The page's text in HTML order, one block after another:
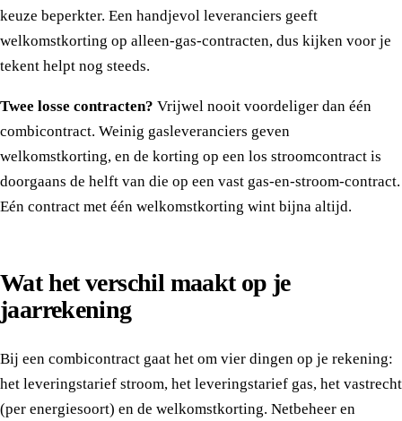
keuze beperkter. Een handjevol leveranciers geeft
welkomstkorting op alleen-gas-contracten, dus kijken voor je
tekent helpt nog steeds.
Twee losse contracten? Vrijwel nooit voordeliger dan één
combicontract. Weinig gasleveranciers geven
welkomstkorting, en de korting op een los stroomcontract is
doorgaans de helft van die op een vast gas-en-stroom-contract.
Eén contract met één welkomstkorting wint bijna altijd.
Wat het verschil maakt op je
jaarrekening
Bij een combicontract gaat het om vier dingen op je rekening:
het leveringstarief stroom, het leveringstarief gas, het vastrecht
(per energiesoort) en de welkomstkorting. Netbeheer en